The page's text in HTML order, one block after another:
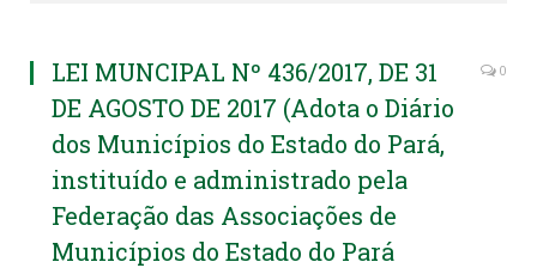
LEI MUNCIPAL Nº 436/2017, DE 31
DE AGOSTO DE 2017 (Adota o Diário
dos Municípios do Estado do Pará,
instituído e administrado pela
Federação das Associações de
Municípios do Estado do Pará
0